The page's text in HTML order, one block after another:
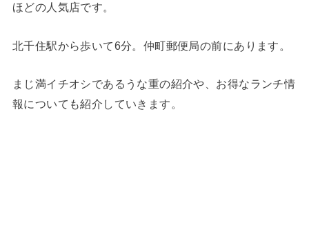
ほどの人気店です。
北千住駅から歩いて6分。仲町郵便局の前にあります。
まじ満イチオシであるうな重の紹介や、お得なランチ情
報についても紹介していきます。